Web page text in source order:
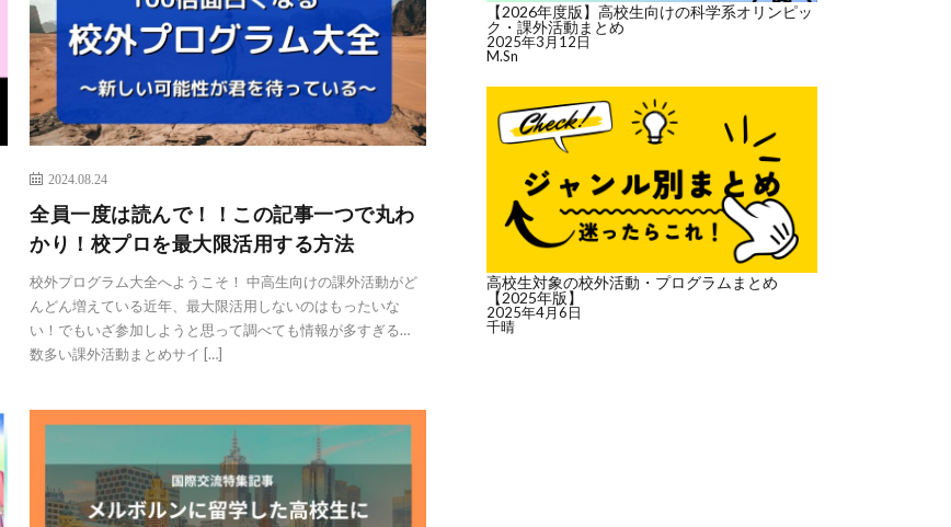
2024.08.24
全員一度は読んで！！この記事一つで丸わ
かり！校プロを最大限活用する方法
校外プログラム大全へようこそ！ 中高生向けの課外活動がど
んどん増えている近年、最大限活用しないのはもったいな
い！でもいざ参加しようと思って調べても情報が多すぎる…
数多い課外活動まとめサイ […]
【2026年度版】高校生向けの科学系オリンピッ
ク・課外活動まとめ
2025年3月12日
M.Sn
高校生対象の校外活動・プログラムまとめ
【2025年版】
2025年4月6日
千晴